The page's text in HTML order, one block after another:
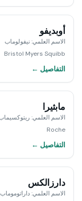
أوبديفو
الاسم العلمي:نيفولوماب
Bristol Myers Squibb
التفاصيل ←
مابثيرا
الاسم العلمي:
Roche
التفاصيل ←
دارزالكس
الاسم العلمي:داراتوموماب